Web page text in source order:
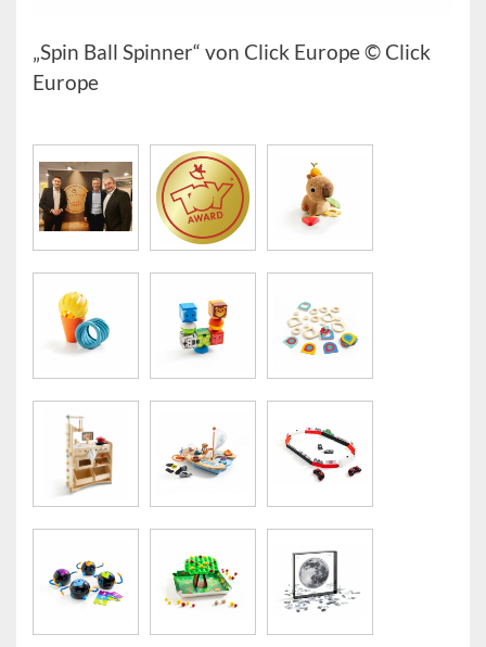
„Spin Ball Spinner“ von Click Europe © Click
Europe